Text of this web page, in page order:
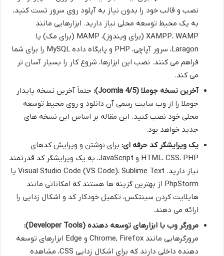
نصب و قالب خود را بدون نیاز به آپلود روی سرور تست کنید،
به یک محیط توسعه محلی نیاز دارید. ابزارهایی مانند
XAMPP، WAMP (برای ویندوز)، MAMP (برای مک) یا
Laragon، سرور آپاچی، PHP و پایگاه داده MySQL را برای شما
فراهم می کنند. نصب این ابزارها، شروع کار را بسیار آسان تر
می کند.
آخرین نسخه جوملا (Joomla 4/5):
حتماً آخرین نسخه پایدار
جوملا را از وب سایت رسمی آن دانلود و روی محیط توسعه
محلی خود نصب کنید. این مقاله بر اساس این نسخه های
جدید خواهد بود.
یک ویرایشگر کد حرفه ای: برای نوشتن و ویرایش کدهای
HTML، CSS، PHP و JavaScript، به یک ویرایشگر کد قدرتمند
نیاز دارید. Visual Studio Code (VS Code)، Sublime Text یا
PhpStorm از بهترین گزینه ها هستند که امکاناتی مانند
هایلایت کردن سینتکس، تکمیل خودکار کد و اشکال زدایی را
ارائه می دهند.
مرورگر وب با ابزارهای توسعه دهنده (Developer Tools):
مرورگرهایی مانند Chrome, Firefox و Edge ابزارهای توسعه
دهنده داخلی دارند که برای اشکال زدایی CSS، مشاهده